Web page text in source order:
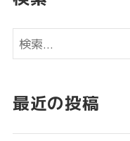
最近の投稿